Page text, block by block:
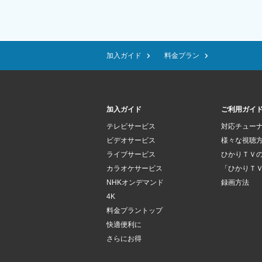
加入ガイド 料金プラン
加入ガイド
テレビサービス
ビデオサービス
ライブサービス
カラオケサービス
NHKオンデマンド
4K
料金プラントップ
快適便利に
さらにお得
ご利用ガイド
対応チュー
様々な視聴
ひかりＴＶ
「ひかりＴ
録画方法